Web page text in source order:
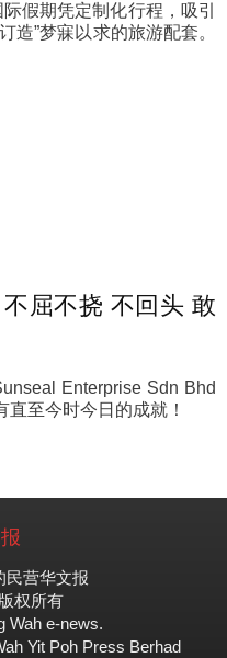
假期凭定制化行程，吸引
造”梦寐以求的旅游配套。
不屈不挠 不回头 敢
Enterprise Sdn Bhd
至今时今日的成就！
民营华文报
权所有
Wah e-news.
Yit Poh Press Berhad